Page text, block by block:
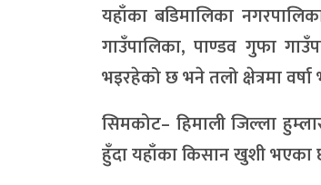
यहाँका बडिमालिका
गाउँपालिका, पाण्डव गुफा
भइरहेको छ भने तलो क्षेत्रमा
सिमकोट– हिमाली जिल्ला
हुँदा यहाँका किसान खुशी भएका